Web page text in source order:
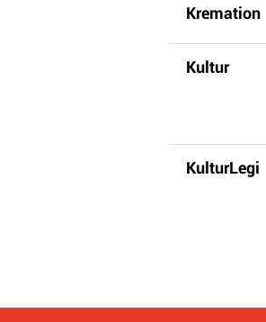
Kremation
Kultur
KulturLegi